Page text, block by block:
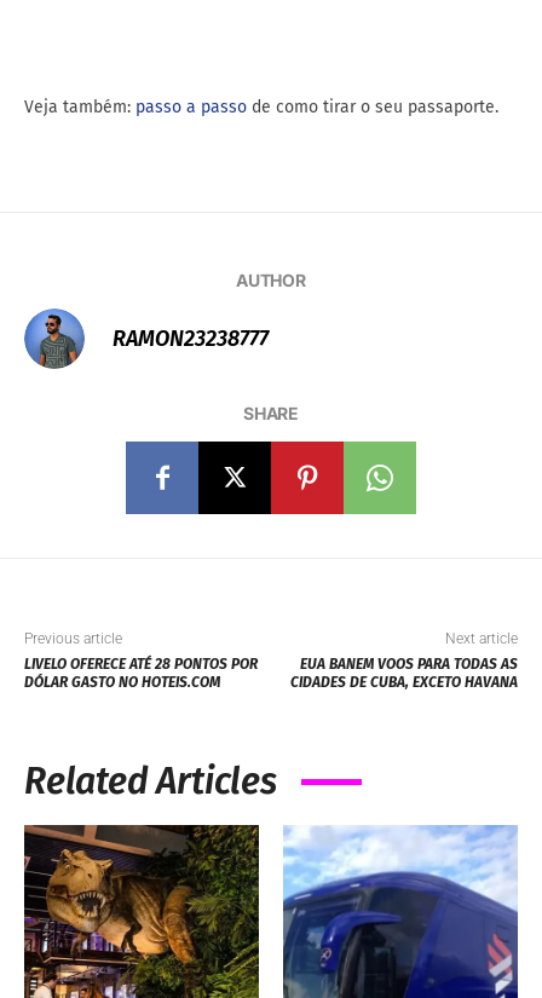
Veja também: passo a passo de como tirar o seu passaporte.
AUTHOR
RAMON23238777
SHARE
Previous article
LIVELO OFERECE ATÉ 28 PONTOS POR
DÓLAR GASTO NO HOTEIS.COM
Next article
EUA BANEM VOOS PARA TODAS AS
CIDADES DE CUBA, EXCETO HAVANA
Related Articles